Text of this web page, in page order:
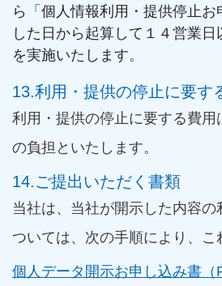
ら「個人情報利用・提供停止
した日から起算して１４営業
を実施いたします。
13.利用・提供の停止に要す
利用・提供の停止に要する費用
の負担といたします。
14.ご提出いただく書類
当社は、当社が開示した内容の
ついては、次の手順により、こ
個人データ開示お申し込み書（